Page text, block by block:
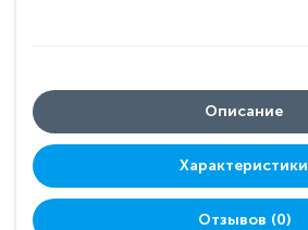
Описание
Характеристики
Отзывов (0)